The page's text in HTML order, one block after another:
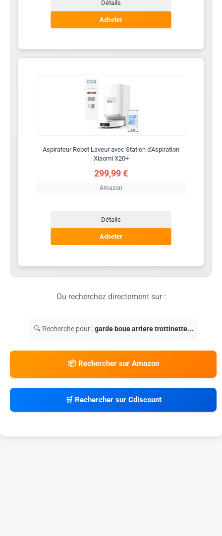
Détails
Acheter
Aspirateur Robot Laveur avec Station d'Aspiration
Xiaomi X20+
299,99 €
Amazon
Détails
Acheter
Ou recherchez directement sur :
🔍 Recherche pour :garde boue arriere trottinette...
📦 Rechercher sur Amazon
🛒 Rechercher sur Cdiscount